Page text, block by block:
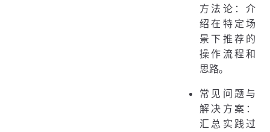
方法论：介
绍在特定场
景下推荐的
操作流程和
思路。
常见问题与
解决方案：
汇总实践过